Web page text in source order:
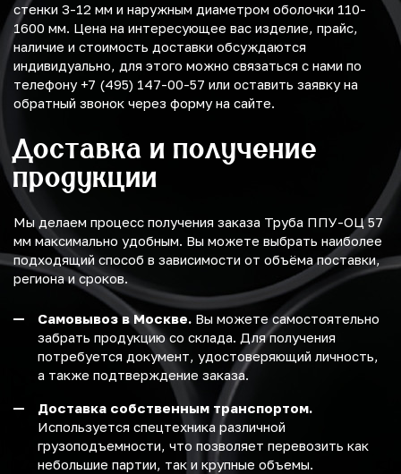
стенки 3-12 мм и наружным диаметром оболочки 110-
1600 мм. Цена на интересующее вас изделие, прайс,
наличие и стоимость доставки обсуждаются
индивидуально, для этого можно связаться с нами по
телефону +7 (495) 147-00-57 или оставить заявку на
обратный звонок через форму на сайте.
Доставка и получение
продукции
Мы делаем процесс получения заказа Труба ППУ-ОЦ 57
мм максимально удобным. Вы можете выбрать наиболее
подходящий способ в зависимости от объёма поставки,
региона и сроков.
Самовывоз в Москве. Вы можете самостоятельно
забрать продукцию со склада. Для получения
потребуется документ, удостоверяющий личность,
а также подтверждение заказа.
Доставка собственным транспортом.
Используется спецтехника различной
грузоподъемности, что позволяет перевозить как
небольшие партии, так и крупные объемы.